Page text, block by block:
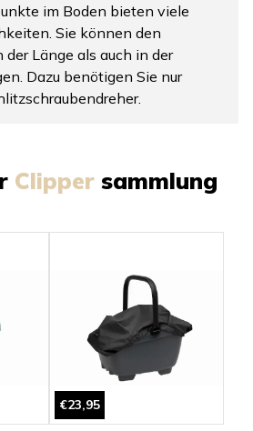
im Boden bieten viele
Sie können den
der Länge als auch in der
Dazu benötigen Sie nur
Clipper sammlung
€23,95